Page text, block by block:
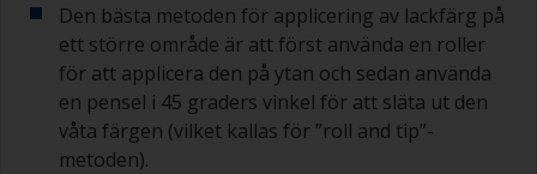
Den bästa metoden för applicering av lackfärg på
ett större område är att först använda en roller
för att applicera den på ytan och sedan använda
en pensel i 45 graders vinkel för att släta ut den
våta färgen (vilket kallas för ”roll and tip”-
metoden).